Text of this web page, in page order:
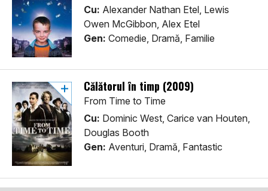
Cu: Alexander Nathan Etel, Lewis
Owen McGibbon, Alex Etel
Gen: Comedie, Dramă, Familie
Călătorul în timp (2009)
From Time to Time
Cu: Dominic West, Carice van Houten,
Douglas Booth
Gen: Aventuri, Dramă, Fantastic